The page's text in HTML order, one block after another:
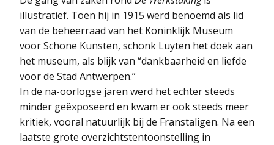
illustratief. Toen hij in 1915 werd benoemd als lid
van de beheerraad van het Koninklijk Museum
voor Schone Kunsten, schonk Luyten het doek aan
het museum, als blijk van “dankbaarheid en liefde
voor de Stad Antwerpen.”
In de na-oorlogse jaren werd het echter steeds
minder geëxposeerd en kwam er ook steeds meer
kritiek, vooral natuurlijk bij de Franstaligen. Na een
laatste grote overzichtstentoonstelling in